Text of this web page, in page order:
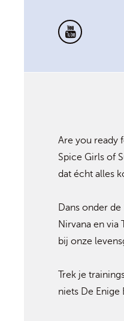
Are you ready
Spice Girls of
dat écht alles
Dans onder
Nirvana en via
bij onze
Trek je
niets De